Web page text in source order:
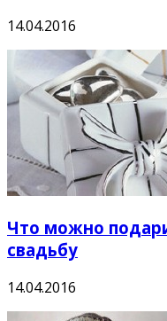
14.04.2016
Что можно
свадьбу
14.04.2016